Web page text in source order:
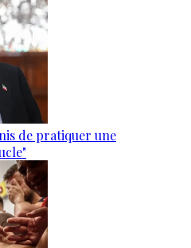
de pratiquer une